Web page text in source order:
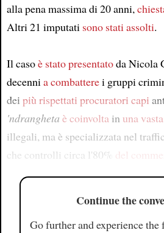
alla pena massima di 20 anni,
Altri 21 imputati sono stati assolti.
Il casoè stato presentatoda Nicola
decenni a combatterei gruppi
dei più rispettati procuratori capi
'ndrangheta è coinvolta in una
illegali, ma è specializzata nel
che controlli circa l'80% del
Continue the
Go further and experience